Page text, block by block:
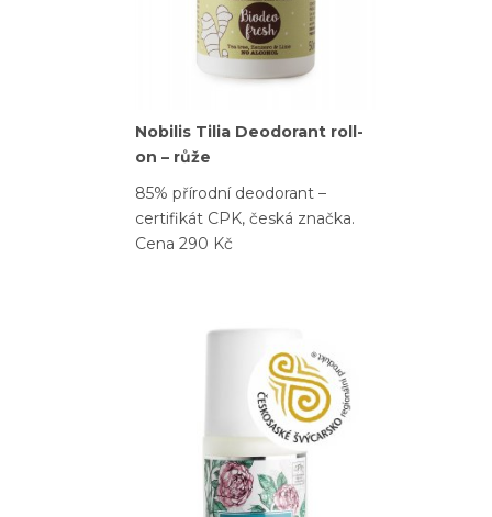
Nobilis Tilia Deodorant roll-
on – růže
85% přírodní deodorant –
certifikát CPK, česká značka.
Cena 290 Kč